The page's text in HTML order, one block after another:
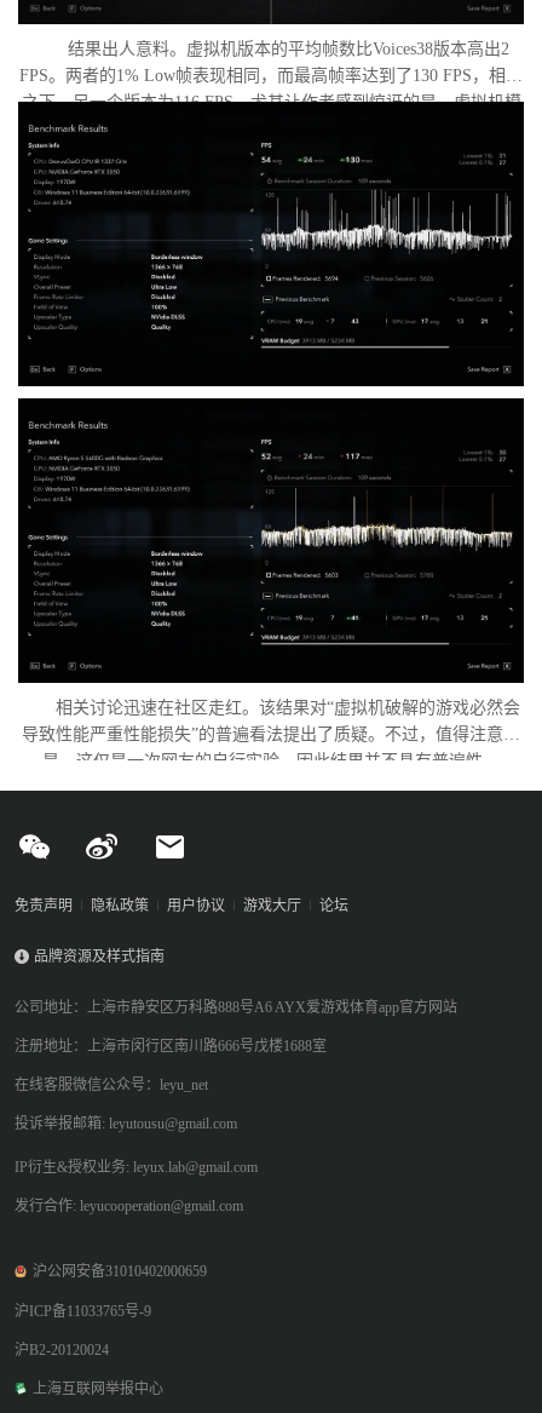
结果出人意料。虚拟机版本的平均帧数比Voices38版本高出2
FPS。两者的1% Low帧表现相同，而最高帧率达到了130 FPS，相比
之下，另一个版本为116 FPS。尤其让作者感到惊讶的是，虚拟机模
式下的优化竟如此之好。从理论上讲，额外的虚拟化层应该会给处
理器带来负担并降低性能，但实际上并没有发生这种情况。
相关讨论迅速在社区走红。该结果对“虚拟机破解的游戏必然会
导致性能严重性能损失”的普遍看法提出了质疑。不过，值得注意的
是，这仅是一次网友的自行实验，因此结果并不具有普遍性。
免责声明 隐私政策 用户协议 游戏大厅 论坛
品牌资源及样式指南
公司地址：上海市静安区万科路888号A6 AYX爱游戏体育app官方网站
注册地址：上海市闵行区南川路666号戊楼1688室
在线客服微信公众号：leyu_net
投诉举报邮箱: leyutousu@gmail.com
IP衍生&授权业务: leyux.lab@gmail.com
发行合作: leyucooperation@gmail.com
沪公网安备31010402000659
沪ICP备11033765号-9
沪B2-20120024
上海互联网举报中心